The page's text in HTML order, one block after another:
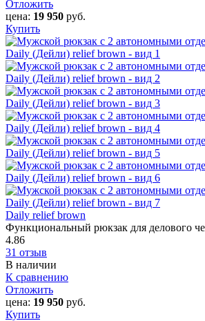
Отложить
цена: 19 950 руб.
Купить
Daily relief brown
Функциональный рюкзак для делового
4.86
31 отзыв
В наличии
К сравнению
Отложить
цена: 19 950 руб.
Купить